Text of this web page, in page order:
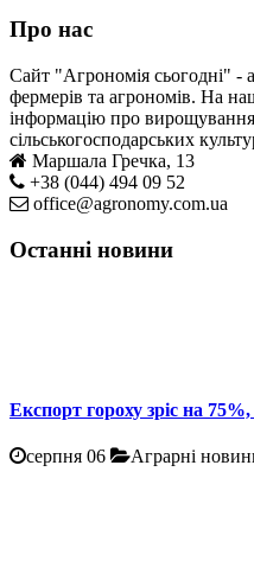
Про нас
Сайт "Агрономія сьогодні" -
фермерів та агрономів. На
інформацію про
сільськогосподарських
Маршала Гречка, 13
+38 (044) 494 09 52
office@agronomy.com.ua
Останні новини
Експорт гороху зріс на
серпня 06 Аграрні